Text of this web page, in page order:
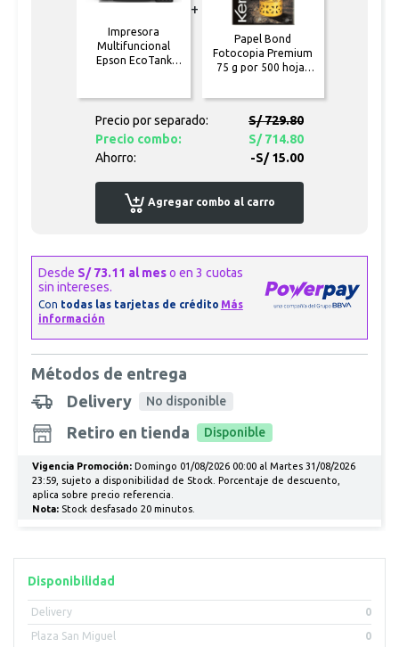
Disponibilidad
Delivery 0
Plaza San Miguel 0
Impresora
Multifuncional
Epson EcoTank
+
Papel Bond
Fotocopia Premium
75 g por 500 hojas
Precio por separado:
S/ 729.80
Precio combo:
S/ 714.80
Ahorro:
-S/ 15.00
Agregar combo al carro
Métodos de entrega
Delivery
No disponible
Retiro en tienda Disponible
Vigencia Promoción:Domingo 01/08/2026 00:00 al Martes 31/08/2026
23:59, sujeto a disponibilidad de Stock. Porcentaje de descuento,
aplica sobre precio referencia.
Nota:Stock desfasado 20 minutos.